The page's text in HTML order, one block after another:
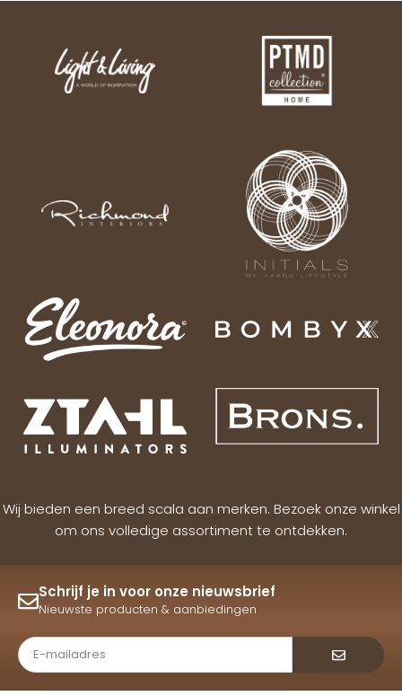
Wij bieden een breed scala aan merken. Bezoek onze winkel
om ons volledige assortiment te ontdekken.
Schrijf je in voor onze nieuwsbrief
Nieuwste producten & aanbiedingen